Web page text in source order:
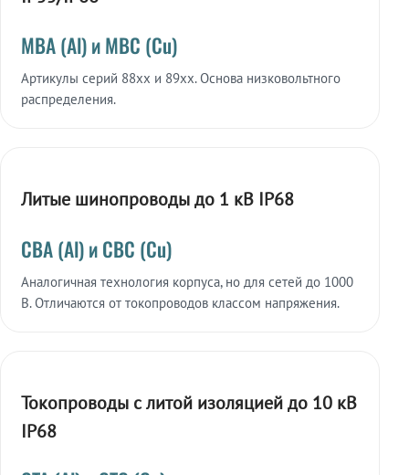
МВА (Al) и МВС (Cu)
Артикулы серий 88xx и 89xx. Основа низковольтного
распределения.
Литые шинопроводы до 1 кВ IP68
СВА (Al) и СВС (Cu)
Аналогичная технология корпуса, но для сетей до 1000
В. Отличаются от токопроводов классом напряжения.
Токопроводы с литой изоляцией до 10 кВ
IP68